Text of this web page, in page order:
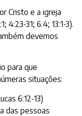
Cristo e a igreja
4:23-31; 6:4; 13:1-3).
devemos
para que
situações:
6:12-13)
das pessoas